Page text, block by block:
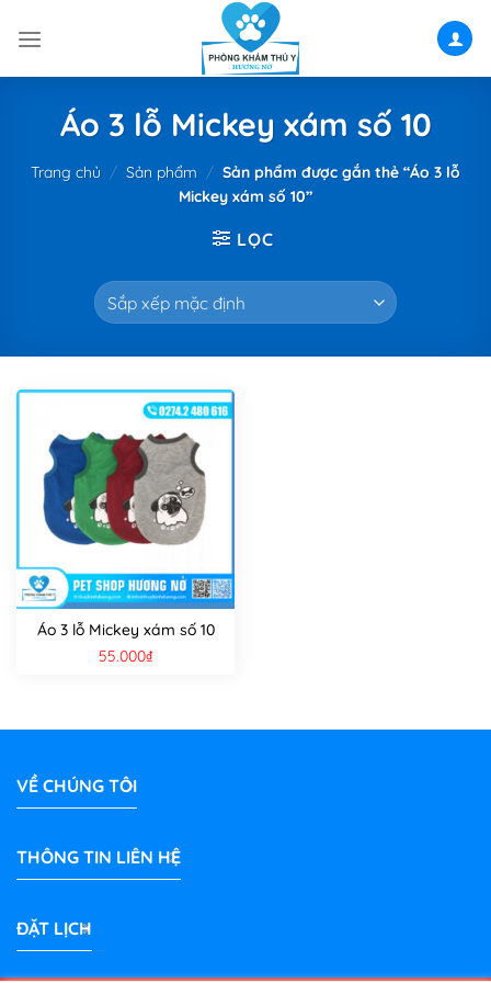
Áo 3 lỗ Mickey xám số 10
Trang chủ / Sản phẩm / Sản phẩm được gắn thẻ “Áo 3 lỗ
Mickey xám số 10”
LỌC
Áo 3 lỗ Mickey xám số 10
55.000₫
VỀ CHÚNG TÔI
THÔNG TIN LIÊN HỆ
ĐẶT LỊCH